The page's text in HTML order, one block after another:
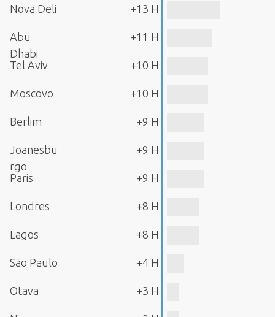
Nova Deli +13 H
Abu
Dhabi
+11 H
Tel Aviv +10 H
Moscovo +10 H
Berlim +9 H
Joanesbu
rgo
+9 H
Paris +9 H
Londres +8 H
Lagos +8 H
São Paulo +4 H
Otava +3 H